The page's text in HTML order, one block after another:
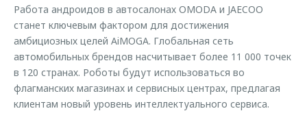
Работа андроидов в автосалонах OMODA и JAECOO
станет ключевым фактором для достижения
амбициозных целей AiMOGA. Глобальная сеть
автомобильных брендов насчитывает более 11 000 точек
в 120 странах. Роботы будут использоваться во
флагманских магазинах и сервисных центрах, предлагая
клиентам новый уровень интеллектуального сервиса.